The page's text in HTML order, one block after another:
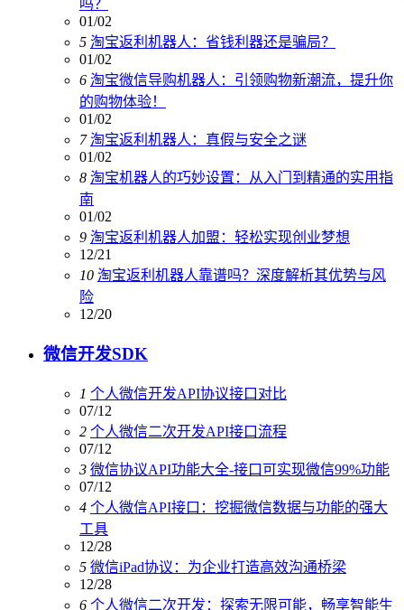
吗？
01/02
5 淘宝返利机器人：省钱利器还是骗局？
01/02
6 淘宝微信导购机器人：引领购物新潮流，提升你
的购物体验！
01/02
7 淘宝返利机器人：真假与安全之谜
01/02
8 淘宝机器人的巧妙设置：从入门到精通的实用指
南
01/02
9 淘宝返利机器人加盟：轻松实现创业梦想
12/21
10 淘宝返利机器人靠谱吗？深度解析其优势与风
险
12/20
微信开发SDK
1 个人微信开发API协议接口对比
07/12
2 个人微信二次开发API接口流程
07/12
3 微信协议API功能大全-接口可实现微信99%功能
07/12
4 个人微信API接口：挖掘微信数据与功能的强大
工具
12/28
5 微信iPad协议：为企业打造高效沟通桥梁
12/28
6 个人微信二次开发：探索无限可能，畅享智能生